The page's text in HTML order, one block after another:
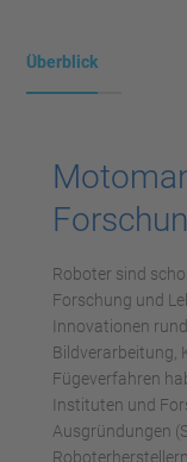
Überblick
Roboter sind
Forschung und
Innovationen
Bildverarbeitung,
Fügeverfahren
Instituten und
Ausgründungen